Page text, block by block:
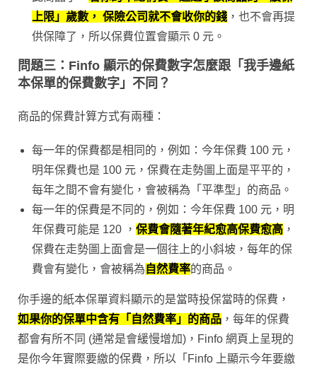
上限」歲數， 保險公司就不會收你的錢 ，也不會再提
供保障了，所以保費位置會顯示 0 元。
問題三：Finfo 顯示的保費數字怎麼跟「我手邊紙
本保單的保費數字」不同？
商品的保費計算方式有兩種：
每一年的保費都是相同的，例如：今年保費 100 元，
明年保費也是 100 元，保費在走勢圖上面是平平的，
每年之間不會有變化，會被稱為「平準型」的商品。
每一年的保費是不同的，例如：今年保費 100 元，明
年保費可能是 120 ， 保費會隨著年紀愈高保費愈高 ，
保費在走勢圖上面會是一個往上的小斜坡，每年的保
費會有變化，會被稱為 自然費率的商品。
你手邊的紙本保單資料顯示的是當時投保當時的保費，
如果你的保單中含有「自然費率」的商品 ，每年的保費
都會有所不同 (通常是會緩慢增加)，Finfo 網頁上呈現的
是你今年實際要繳的保費，所以「Finfo 上顯示今年要繳